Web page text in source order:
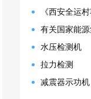
《西安全运村项目表彰函》做好
有关国家能源集团黄金埠发电有限公司收
水压检测机
拉力检测
减震器示功机